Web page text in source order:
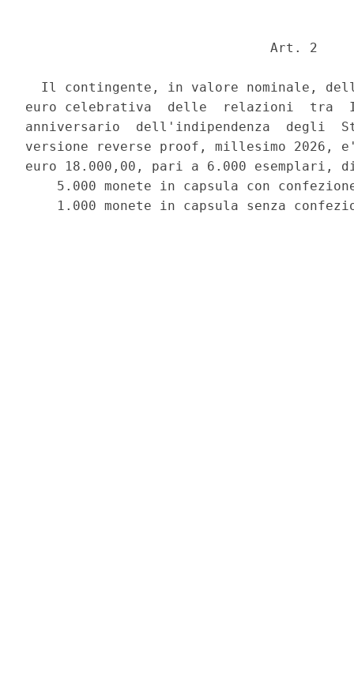
                               Art. 2
Il contingente, in valore nominale,
euro celebrativa  delle  relazioni  tra
anniversario  dell'indipendenza  degli
versione reverse proof, millesimo
euro 18.000,00, pari a 6.000
5.000 monete in capsula con